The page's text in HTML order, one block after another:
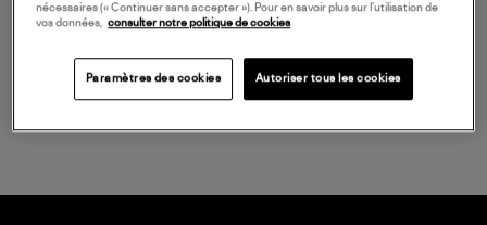
nécessaires (« Continuer sans accepter »). Pour en savoir plus sur l’utilisation de
vos données, consulter notre politique de cookies
Paramètres des cookies Autoriser tous les cookies